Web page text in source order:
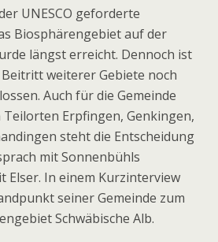
UNESCO geforderte
Biosphärengebiet auf der
längst erreicht. Dennoch ist
weiterer Gebiete noch
Auch für die Gemeinde
Erpfingen, Genkingen,
steht die Entscheidung
mit Sonnenbühls
Elser. In einem Kurzinterview
seiner Gemeinde zum
Schwäbische Alb.